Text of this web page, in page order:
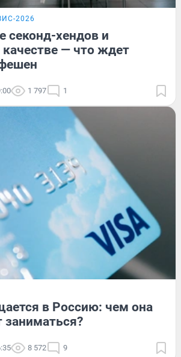
2026
секонд-хендов и
— что ждет
1 797 1
в Россию: чем она
заниматься?
8 572 9